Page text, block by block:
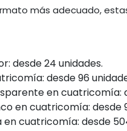
más adecuado,
desde 24 unidades.
desde 96
en cuatricomía:
en cuatricomía: desde
cuatricomía: desde